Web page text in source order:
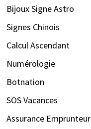
Bijoux Signe Astro
Signes Chinois
Calcul Ascendant
Numérologie
Botnation
SOS Vacances
Assurance Emprunteur